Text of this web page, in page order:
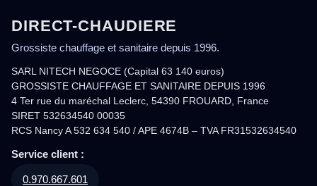
DIRECT-CHAUDIERE
Grossiste chauffage et sanitaire depuis 1996.
SARL NITECH NEGOCE (Capital 63 140 euros)
GROSSISTE CHAUFFAGE ET SANITAIRE DEPUIS 1996
4 Ter rue du maréchal Leclerc, 54390 FROUARD, France
SIRET 532634540 00035
RCS Nancy A 532 634 540 / APE 4674B – TVA FR31532634540
Service client :
0.970.667.601